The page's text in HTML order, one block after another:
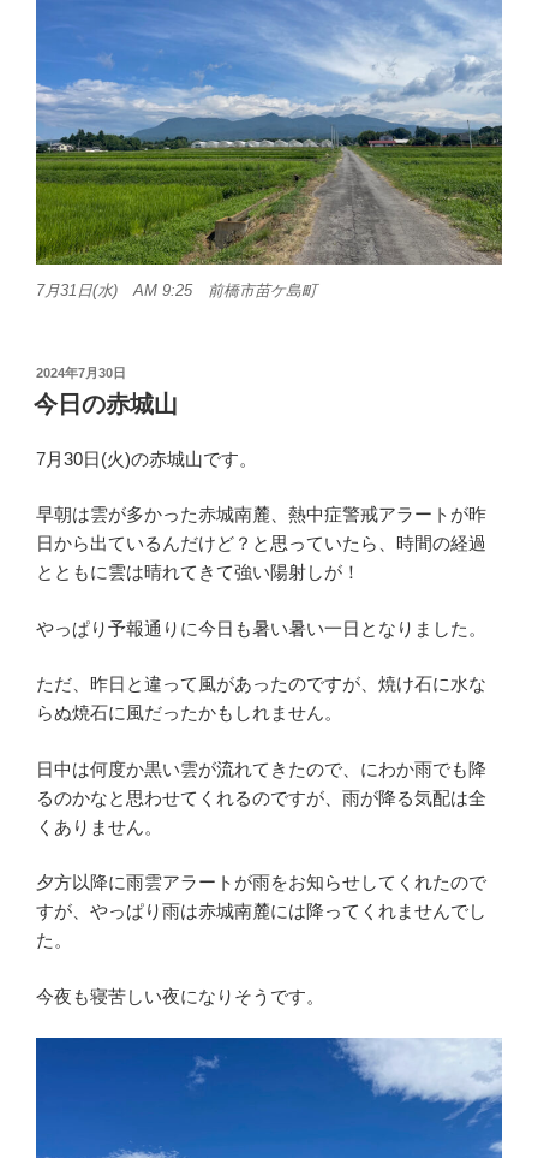
7月31日(水) AM 9:25 前橋市苗ケ島町
投
稿
日:
2024年7月30日
今日の赤城山
7月30日(火)の赤城山です。
早朝は雲が多かった赤城南麓、熱中症警戒アラートが昨
日から出ているんだけど？と思っていたら、時間の経過
とともに雲は晴れてきて強い陽射しが！
やっぱり予報通りに今日も暑い暑い一日となりました。
ただ、昨日と違って風があったのですが、焼け石に水な
らぬ焼石に風だったかもしれません。
日中は何度か黒い雲が流れてきたので、にわか雨でも降
るのかなと思わせてくれるのですが、雨が降る気配は全
くありません。
夕方以降に雨雲アラートが雨をお知らせしてくれたので
すが、やっぱり雨は赤城南麓には降ってくれませんでし
た。
今夜も寝苦しい夜になりそうです。